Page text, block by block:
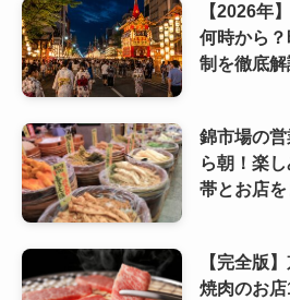
【2026年
何時から
制を徹底
錦市場の
ら朝！楽
帯とお店を
【完全版
焼肉のお